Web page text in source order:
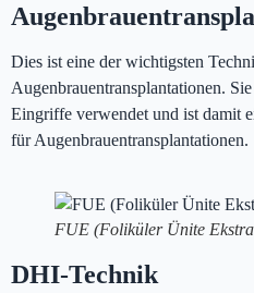
Dies ist eine der wichtigsten
Augenbrauentransplantationen.
Eingriffe verwendet und ist damit
für Augenbrauentransplantationen.
FUE (Foliküler Ünite
DHI-Technik